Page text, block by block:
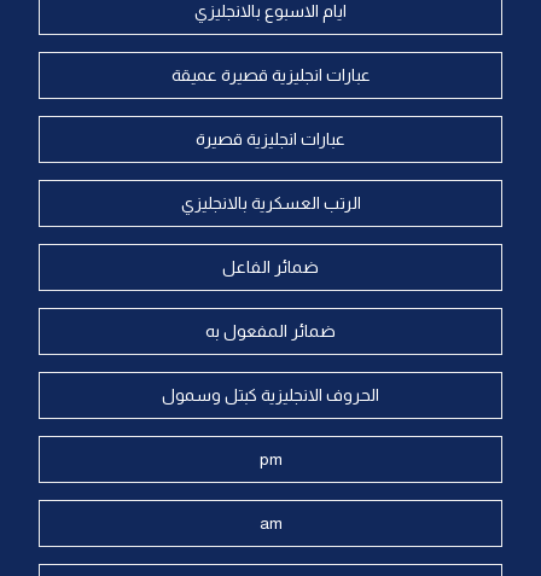
ايام الاسبوع بالانجليزي
عبارات انجليزية قصيرة عميقة
عبارات انجليزية قصيرة
الرتب العسكرية بالانجليزي
ضمائر الفاعل
ضمائر المفعول به
الحروف الانجليزية كبتل وسمول
pm
am